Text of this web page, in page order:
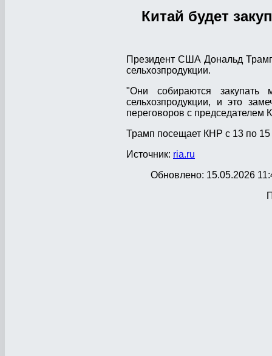
Китай будет
Президент США Дональд Трамп
сельхозпродукции.
"Они собираются
сельхозпродукции, и это
переговоров с
Трамп посещает КНР с 13 по
Источник: ria.ru
Обновлено: 15.05.2026